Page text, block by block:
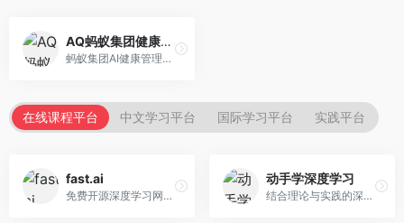
AQ蚂蚁集团健康管家
蚂蚁集团AI健康管理服务，专注于个人健康监测。面向个人用户，提供健康评估、慢病管理、健康建议等服务，健康管理便捷。
在线课程平台 中文学习平台 国际学习平台 实践平台
fast.ai
免费开源深度学习网站，专注于实用AI教学。面向开发者，提供免费深度学习课程、实战项目、代码库等资源，学习门槛低。
动手学深度学习
结合理论与实践的深度学习教材，专注于代码驱动学习。面向学生和开发者，提供深度学习理论、代码实现、练习题等资源，学习体验好。